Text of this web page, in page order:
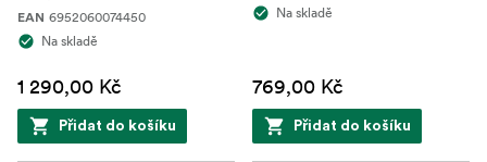
EAN 6952060074450
Na skladě
1 290,00 Kč
Přidat do košíku
Na skladě
769,00 Kč
Přidat do košíku